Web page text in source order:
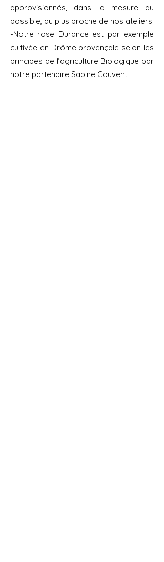
approvisionnés, dans la mesure du
possible, au plus proche de nos ateliers.
-Notre rose Durance est par exemple
cultivée en Drôme provençale selon les
principes de l’agriculture Biologique par
notre partenaire Sabine Couvent